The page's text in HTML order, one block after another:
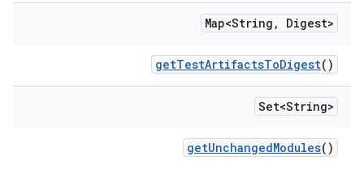
Map<String , Digest>
getTestArtifactsToDigest()
Set<String>
getUnchangedModules()